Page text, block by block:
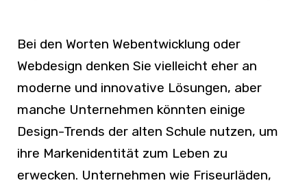
Bei den Worten Webentwicklung oder
Webdesign denken Sie vielleicht eher an
moderne und innovative Lösungen, aber
manche Unternehmen könnten einige
Design-Trends der alten Schule nutzen, um
ihre Markenidentität zum Leben zu
erwecken. Unternehmen wie Friseurläden,